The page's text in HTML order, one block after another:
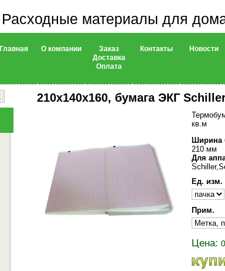
Расходные материалы для
Главная О компании
Заказ
Доставка
Оплата
Контакты Новости
210х140х160, бумага ЭКГ
кв.м
Ширина
210 мм
Для
Ед. изм.
Прим.
Цена: